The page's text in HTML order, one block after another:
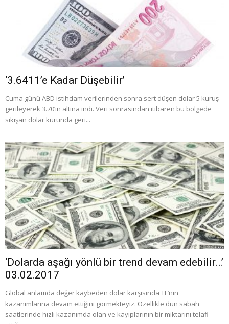
‘3.6411’e Kadar Düşebilir’
Cuma günü ABD istihdam verilerinden sonra sert düşen dolar 5 kuruş
gerileyerek 3.70’in altına indi. Veri sonrasından itibaren bu bölgede
sıkışan dolar kurunda geri...
‘Dolarda aşağı yönlü bir trend devam edebilir…’
03.02.2017
Global anlamda değer kaybeden dolar karşısında TL’nin
kazanımlarına devam ettiğini görmekteyiz. Özellikle dün sabah
saatlerinde hızlı kazanımda olan ve kayıplarının bir miktarını telafi